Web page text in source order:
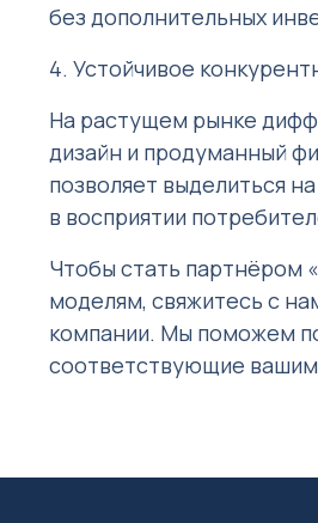
без дополнительных
4. Устойчивое
На растущем рынке
дизайн и продуманный
позволяет выделиться
в восприятии
Чтобы стать партнёром
моделям, свяжитесь с
компании. Мы поможем
соответствующие